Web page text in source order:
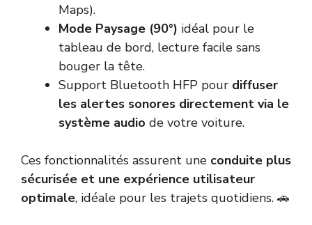
Maps).
Mode Paysage (90°) idéal pour le
tableau de bord, lecture facile sans
bouger la tête.
Support Bluetooth HFP pour diffuser
les alertes sonores directement via le
système audio de votre voiture.
Ces fonctionnalités assurent une conduite plus
sécurisée et une expérience utilisateur
optimale, idéale pour les trajets quotidiens. 🚗